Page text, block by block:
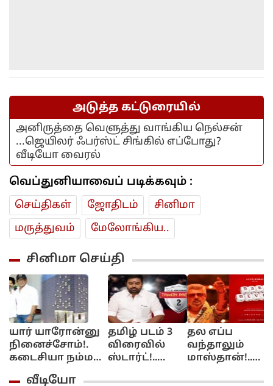
அடுத்த கட்டுரையில்
அனிருத்தை வெளுத்து வாங்கிய நெல்சன்
...ஜெயிலர் ஃபர்ஸ்ட் சிங்கில் எப்போது?
வீடியோ வைரல்
வெப்துனியாவைப் படிக்கவும் :
செய்திகள் ஜோ‌திட‌ம்
சினிமா
மரு‌த்துவ‌ம்
மேலோங்கிய..
சினிமா செய்தி
யார் யாரோன்னு
நினைச்சோம்!.
கடைசியா நம்ம
திறந்துவைப்பார்!.
தமிழ் படம் 3
விரைவில்
ஸ்டார்ட்!..
கொடுத்த
தல எப்ப
வந்தாலும்
மாஸ்தான்!..
ரிலீஸுக்கு
வீடியோ